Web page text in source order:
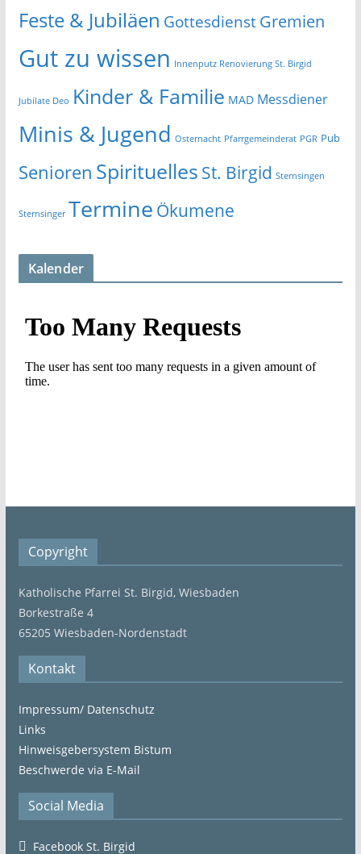
Feste & Jubiläen GottesdienstGremien
Gut zu wissen Innenputz Renovierung St. Birgid
Jubilate Deo Kinder & Familie MAD Messdiener
Minis & Jugend Osternacht Pfarrgemeinderat PGR Pub
Senioren Spirituelles St. Birgid Sternsingen
Sternsinger Termine Ökumene
Kalender
Copyright
Katholische Pfarrei St. Birgid, Wiesbaden
Borkestraße 4
65205 Wiesbaden-Nordenstadt
Kontakt
Impressum/ Datenschutz
Links
Hinweisgebersystem Bistum
Beschwerde via E-Mail
Social Media
Facebook St. Birgid